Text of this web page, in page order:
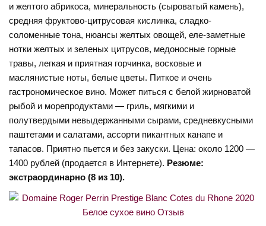
и желтого абрикоса, минеральность (сыроватый камень),
средняя фруктово-цитрусовая кислинка, сладко-
соломенные тона, нюансы желтых овощей, еле-заметные
нотки желтых и зеленых цитрусов, медоносные горные
травы, легкая и приятная горчинка, восковые и
маслянистые ноты, белые цветы. Питкое и очень
гастрономическое вино. Может питься с белой жирноватой
рыбой и морепродуктами — гриль, мягкими и
полутвердыми невыдержанными сырами, средневкусными
паштетами и салатами, ассорти пикантных канапе и
тапасов. Приятно пьется и без закуски. Цена: около 1200 —
1400 рублей (продается в Интернете). Резюме:
экстраординарно (8 из 10).